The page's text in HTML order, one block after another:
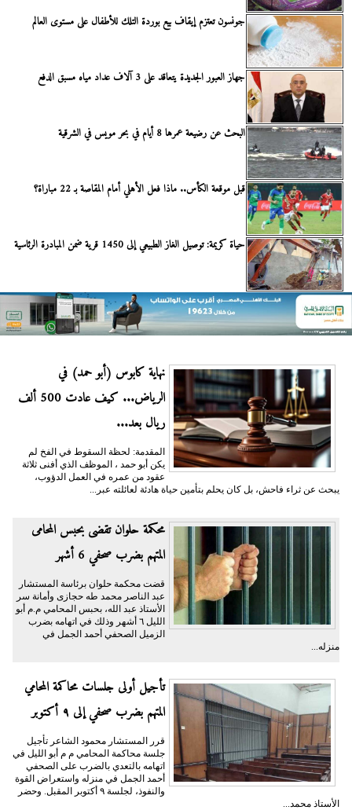
جونسون تعتزم إيقاف بيع بوردة التلك للأطفال على مستوى العالم
جهاز العبور الجديدة يتعاقد على 3 آلاف عداد مياه مسبق الدفع
البحث عن رضيعة عمرها 8 أيام في بحر مويس في الشرقية
قبل موقعة الكأس.. ماذا فعل الأهلي أمام المقاصة بـ 22 مباراة؟
حياة كريمة: توصيل الغاز الطبيعي إلى 1450 قرية ضمن المبادرة الرئاسية
نهاية كابوس (أبو حمد) في
الرياض... كيف عادت 500 ألف
ريال بعد...
المقدمة: لحظة السقوط في الفخ لم
يكن أبو حمد ، الموظف الذي أفنى ثلاثة
عقود من عمره في العمل الدؤوب،
يبحث عن ثراء فاحش، بل كان يحلم بتأمين حياة هادئة لعائلته عبر...
محكمة حلوان تقضى بحبس المحامى
المتهم بضرب صحفي 6 أشهر
قضت محكمة حلوان برئاسة المستشار
عبد الناصر محمد طه حجازى وأمانة سر
الأستاذ عبد الله، بحبس المحامي م.م أبو
الليل ٦ أشهر وذلك في اتهامه بضرب
الزميل الصحفي أحمد الجمل في
منزله...
تأجيل أولى جلسات محاكمة المحامي
المتهم بضرب صحفي إلى ٩ أكتوبر
قرر المستشار محمود الشاعر تأجيل
جلسة محاكمة المحامي م م أبو الليل في
اتهامه بالتعدي بالضرب على الصحفي
أحمد الجمل في منزله واستعراض القوة
والنفوذ، لجلسة ٩ أكتوبر المقبل. وحضر
الأستاذ محمد...